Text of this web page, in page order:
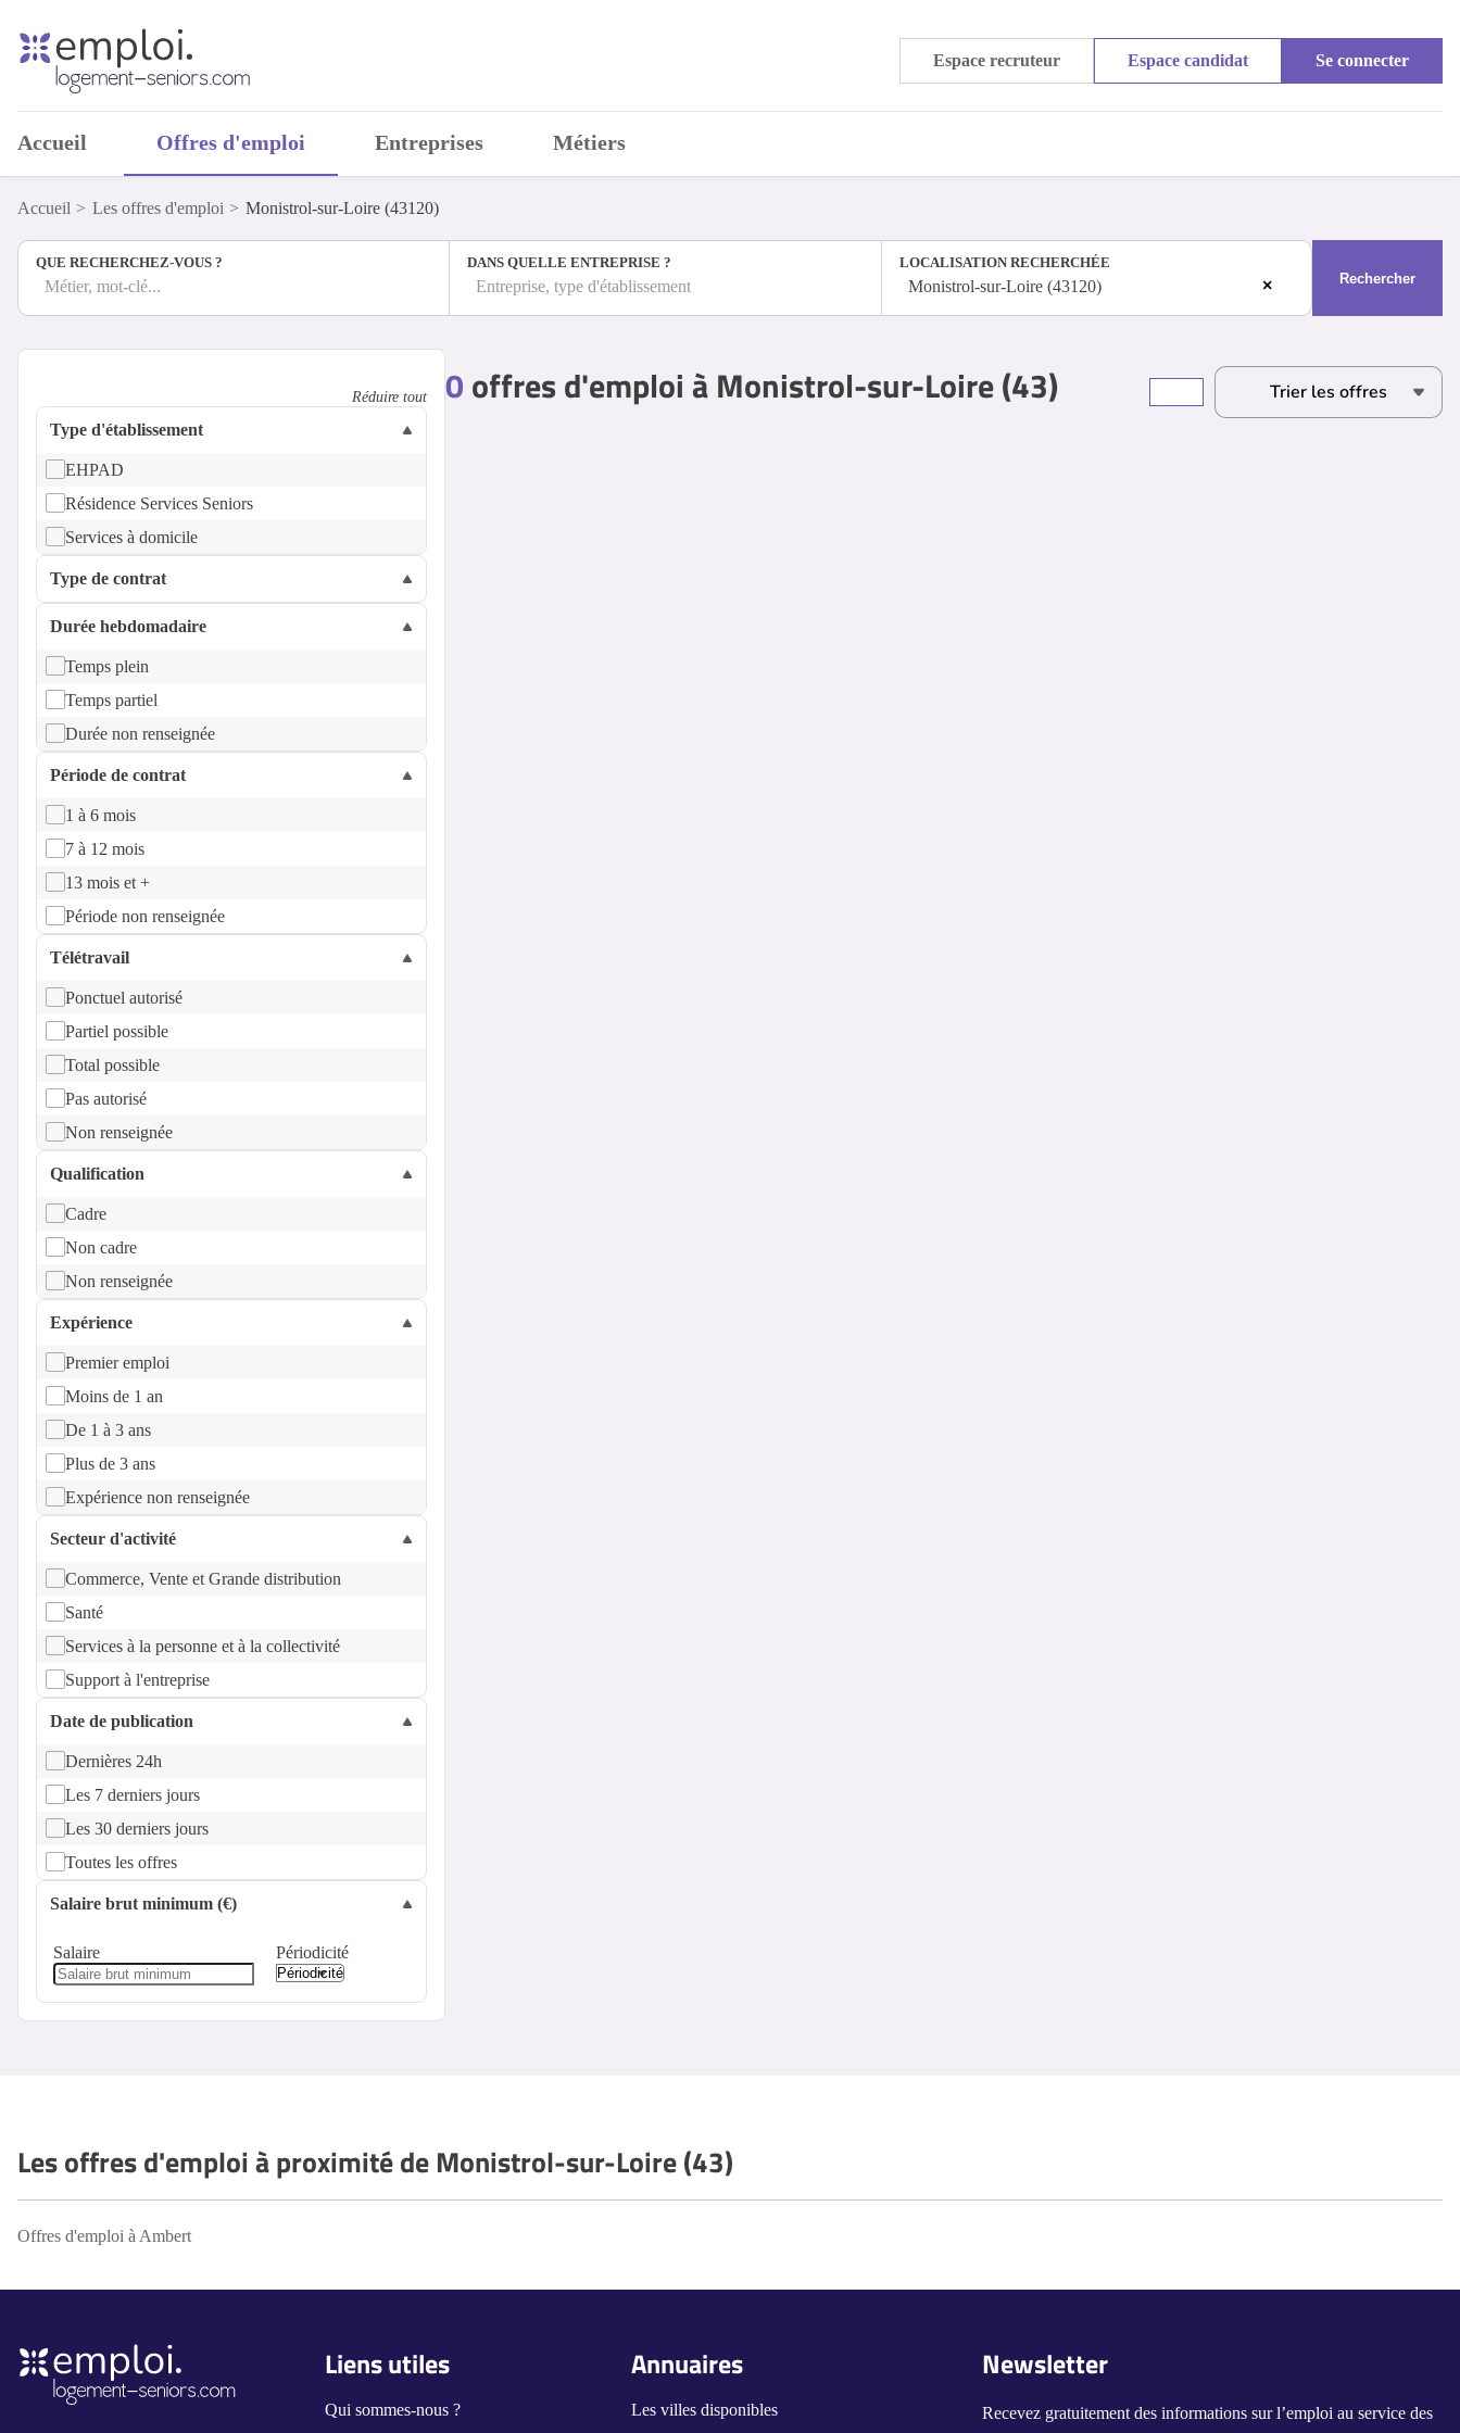
Espace recruteur Espace candidat Se connecter
Accueil Offres d'emploi Entreprises Métiers
Accueil Les offres d'emploi Monistrol-sur-Loire (43120)
QUE RECHERCHEZ-VOUS ?
Métier, mot-clé...
DANS QUELLE ENTREPRISE ?
Entreprise, type d'établissement
LOCALISATION RECHERCHÉE
×
Monistrol-sur-Loire (43120) Rechercher
0offres d'emploi à Monistrol-sur-Loire (43)
Réduire tout
Type d'établissement
EHPAD
Résidence Services Seniors
Services à domicile
Type de contrat
Durée hebdomadaire
Temps plein
Temps partiel
Durée non renseignée
Période de contrat
1 à 6 mois
7 à 12 mois
13 mois et +
Période non renseignée
Télétravail
Ponctuel autorisé
Partiel possible
Total possible
Pas autorisé
Non renseignée
Qualification
Cadre
Non cadre
Non renseignée
Expérience
Premier emploi
Moins de 1 an
De 1 à 3 ans
Plus de 3 ans
Expérience non renseignée
Secteur d'activité
Commerce, Vente et Grande distribution
Santé
Services à la personne et à la collectivité
Support à l'entreprise
Date de publication
Dernières 24h
Les 7 derniers jours
Les 30 derniers jours
Toutes les offres
Salaire brut minimum (€)
Salaire Périodicité
Les offres d'emploi à proximité de Monistrol-sur-Loire (43)
Offres d'emploi à Ambert
Newsletter
Recevez gratuitement des informations sur l’emploi au service des
Liens utiles
Qui sommes-nous ?
Annuaires
Les villes disponibles